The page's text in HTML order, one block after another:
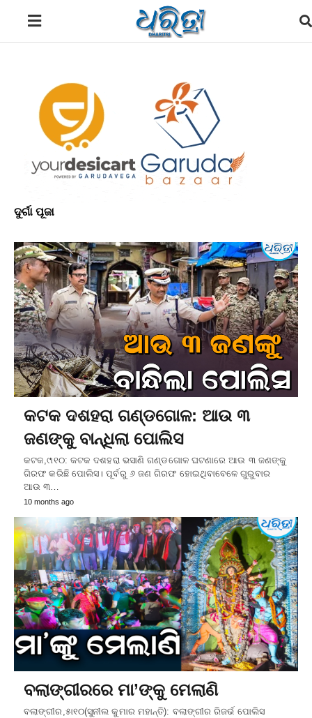
ଦୁର୍ଗା ପୂଜା
କଟକ ଦଶହରା ଗଣ୍ଡଗୋଳ: ଆଉ ୩
ଜଣଙ୍କୁ ବାନ୍ଧିଲା ପୋଲିସ
କଟକ,୯ା୧୦: କଟକ ଦଶହରା ଭସାଣି ଗଣ୍ଡଗୋଳ ଘଟଣାରେ ଆଉ ୩ ଜଣଙ୍କୁ
ଗିରଫ କରିଛି ପୋଲିସ। ପୂର୍ବରୁ ୬ ଜଣ ଗିରଫ ହୋଇଥିବାବେଳେ ଗୁରୁବାର
ଆଉ ୩…
10 months ago
ବଲାଙ୍ଗୀରରେ ମା’ଙ୍କୁ ମେଲାଣି
ବଲାଙ୍ଗୀର,୫ା୧୦(ସୁନୀଲ କୁମାର ମହାନ୍ତି): ବଲାଙ୍ଗୀର ରିଜର୍ଭ ପୋଲିସ